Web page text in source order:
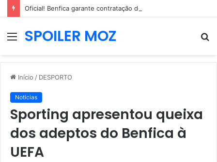
MenuSPOILER MOZ
Início / DESPORTO
Notícias
Sporting apresentou queixa
dos adeptos do Benfica à
UEFA